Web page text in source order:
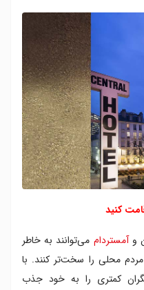
وآمستردام می‌توانند به خاطر
محلی را سخت‌تر کنند. با
کمتری را به خود جذب